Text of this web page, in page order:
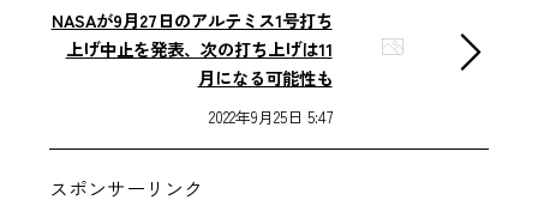
NASAが9月27日のアルテミス1号打ち
上げ中止を発表、次の打ち上げは11
月になる可能性も
2022年9月25日 5:47
スポンサーリンク